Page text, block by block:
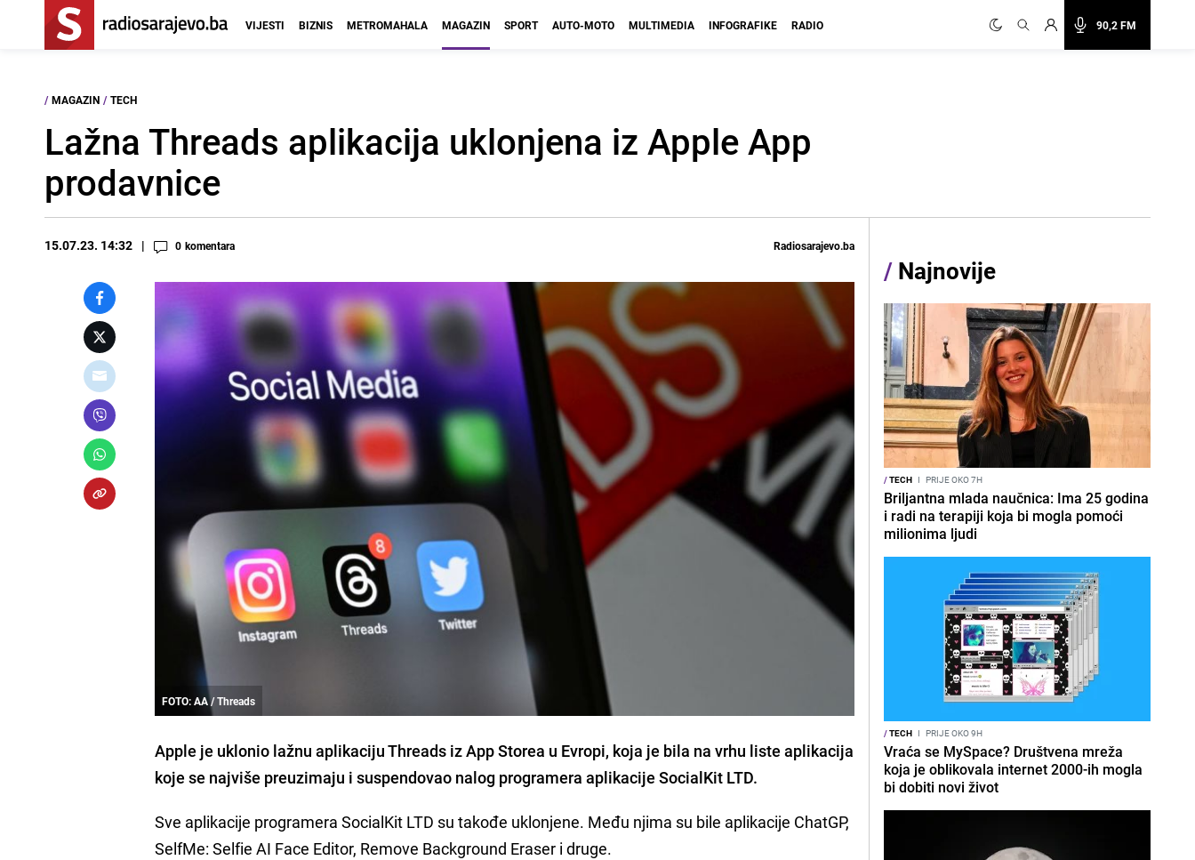
90,2 FM
VIJESTI BIZNIS METROMAHALA MAGAZIN SPORT AUTO-MOTO MULTIMEDIA INFOGRAFIKE RADIO
/ MAGAZIN / TECH
Lažna Threads aplikacija uklonjena iz Apple App
prodavnice
15.07.23. 14:32 0 komentara Radiosarajevo.ba
FOTO: AA / Threads
Apple je uklonio lažnu aplikaciju Threads iz App Storea u Evropi, koja je bila na vrhu liste aplikacija
koje se najviše preuzimaju i suspendovao nalog programera aplikacije SocialKit LTD.
Sve aplikacije programera SocialKit LTD su takođe uklonjene. Među njima su bile aplikacije ChatGP,
SelfMe: Selfie AI Face Editor, Remove Background Eraser i druge.
/ Najnovije
/TECH I PRIJE OKO 7H
Briljantna mlada naučnica: Ima 25 godina
i radi na terapiji koja bi mogla pomoći
milionima ljudi
/TECH I PRIJE OKO 9H
Vraća se MySpace? Društvena mreža
koja je oblikovala internet 2000-ih mogla
bi dobiti novi život